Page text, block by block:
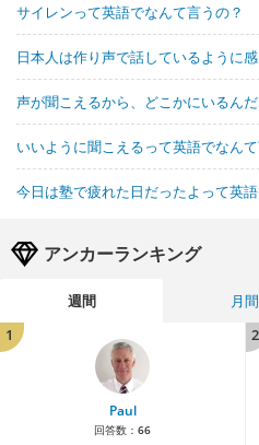
サイレンって英語でなんて言うの？
日本人は作り声で話しているように
声が聞こえるから、どこかにいるん
いいように聞こえるって英語でなん
今日は塾で疲れた日だったよって英
アンカーランキング
週間 月間
1
Paul
回答数： 66
2